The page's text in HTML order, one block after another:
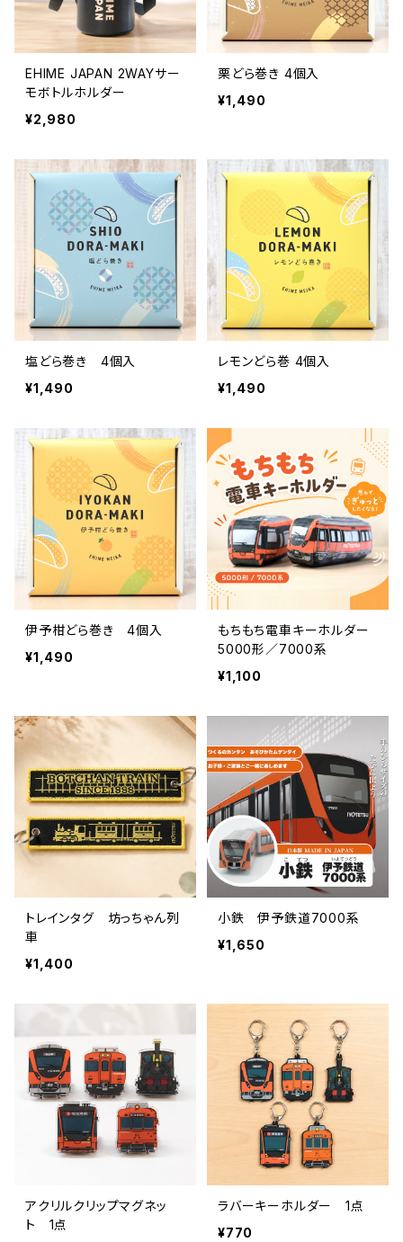
EHIME JAPAN 2WAYサー
モボトルホルダー
¥2,980
栗どら巻き 4個入
¥1,490
塩どら巻き 4個入
¥1,490
レモンどら巻 4個入
¥1,490
伊予柑どら巻き 4個入
¥1,490
もちもち電車キーホルダー
5000形／7000系
¥1,100
トレインタグ 坊っちゃん列
車
¥1,400
小鉄 伊予鉄道7000系
¥1,650
アクリルクリップマグネッ
ト 1点
ラバーキーホルダー 1点
¥770